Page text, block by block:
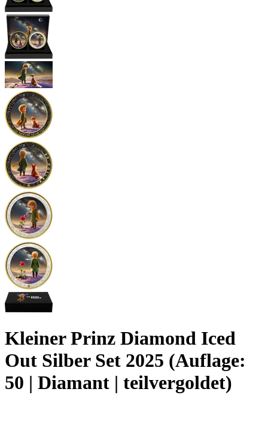
Kleiner Prinz Diamond Iced
Out Silber Set 2025 (Auflage:
50 | Diamant | teilvergoldet)